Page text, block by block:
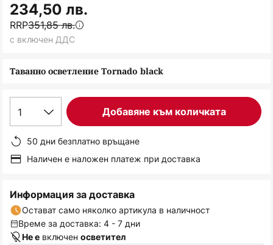
галерия
със
снимки
Таванно осветление Tornado black
234,50 лв.
RRP351,85 лв.
с включен ДДС
1 Добавяне към количката
50 дни безплатно връщане
Наличен е наложен платеж при доставка
Информация за доставка
Остават само няколко артикула в наличност
Време за доставка: 4 - 7 дни
Не е включен осветител